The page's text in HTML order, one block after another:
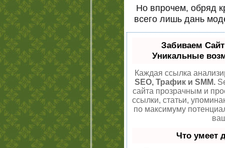
Но впрочем, обряд
всего лишь дань
Забиваем
Уникальные
Каждая ссылка
SEO, Трафик и SMM.
сайта прозрачным и
ссылки, статьи,
по максимуму
Что умеет